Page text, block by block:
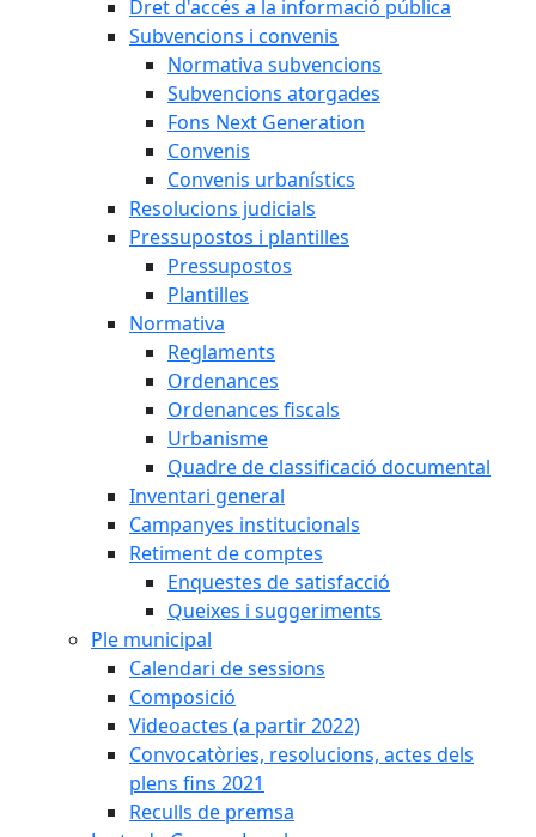
Dret d'accés a la informació pública
Subvencions i convenis
Normativa subvencions
Subvencions atorgades
Fons Next Generation
Convenis
Convenis urbanístics
Resolucions judicials
Pressupostos i plantilles
Pressupostos
Plantilles
Normativa
Reglaments
Ordenances
Ordenances fiscals
Urbanisme
Quadre de classificació documental
Inventari general
Campanyes institucionals
Retiment de comptes
Enquestes de satisfacció
Queixes i suggeriments
Ple municipal
Calendari de sessions
Composició
Videoactes (a partir 2022)
Convocatòries, resolucions, actes dels
plens fins 2021
Reculls de premsa